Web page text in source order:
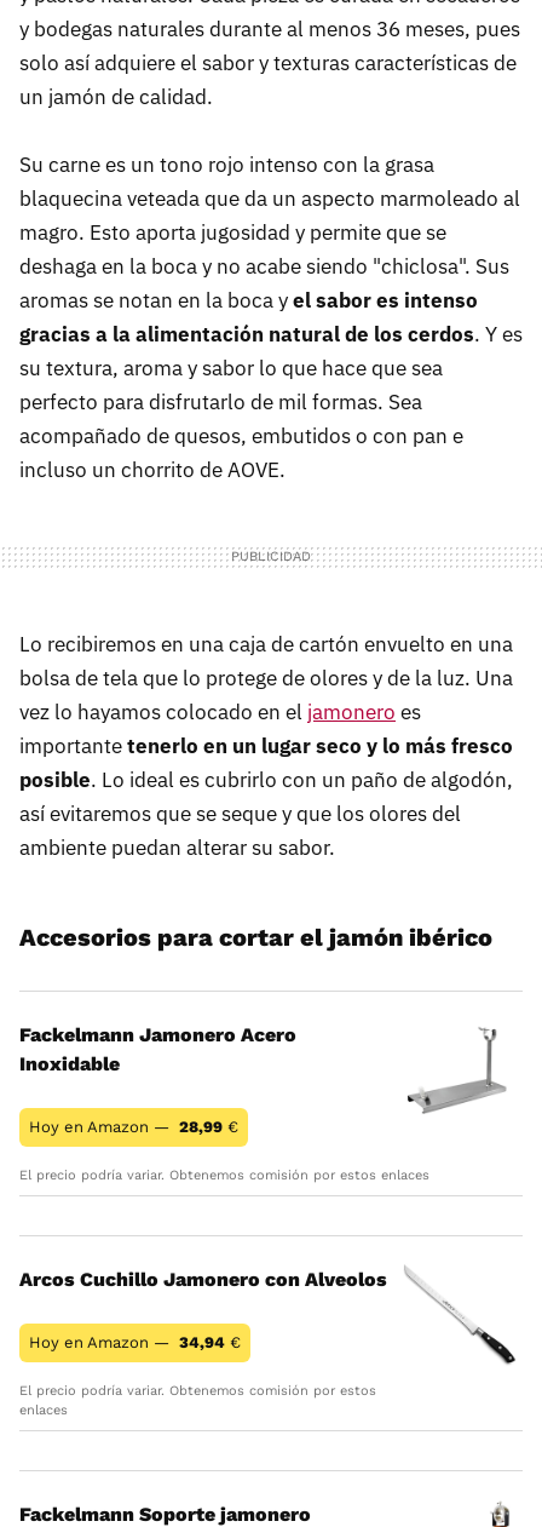
y bodegas naturales durante al menos 36 meses, pues
solo así adquiere el sabor y texturas características de
un jamón de calidad.
Su carne es un tono rojo intenso con la grasa
blaquecina veteada que da un aspecto marmoleado al
magro. Esto aporta jugosidad y permite que se
deshaga en la boca y no acabe siendo "chiclosa". Sus
aromas se notan en la boca yel sabor es intenso
gracias a la alimentación natural de los cerdos. Y es
su textura, aroma y sabor lo que hace que sea
perfecto para disfrutarlo de mil formas. Sea
acompañado de quesos, embutidos o con pan e
incluso un chorrito de AOVE.
Lo recibiremos en una caja de cartón envuelto en una
bolsa de tela que lo protege de olores y de la luz. Una
vez lo hayamos colocado en el jamonero es
importantetenerlo en un lugar seco y lo más fresco
posible. Lo ideal es cubrirlo con un paño de algodón,
así evitaremos que se seque y que los olores del
ambiente puedan alterar su sabor.
Accesorios para cortar el jamón ibérico
Fackelmann Jamonero Acero
Inoxidable
Hoy en Amazon — 28,99 €
El precio podría variar. Obtenemos comisión por estos enlaces
Arcos Cuchillo Jamonero con Alveolos
Hoy en Amazon — 34,94 €
El precio podría variar. Obtenemos comisión por estos
enlaces
Fackelmann Soporte jamonero